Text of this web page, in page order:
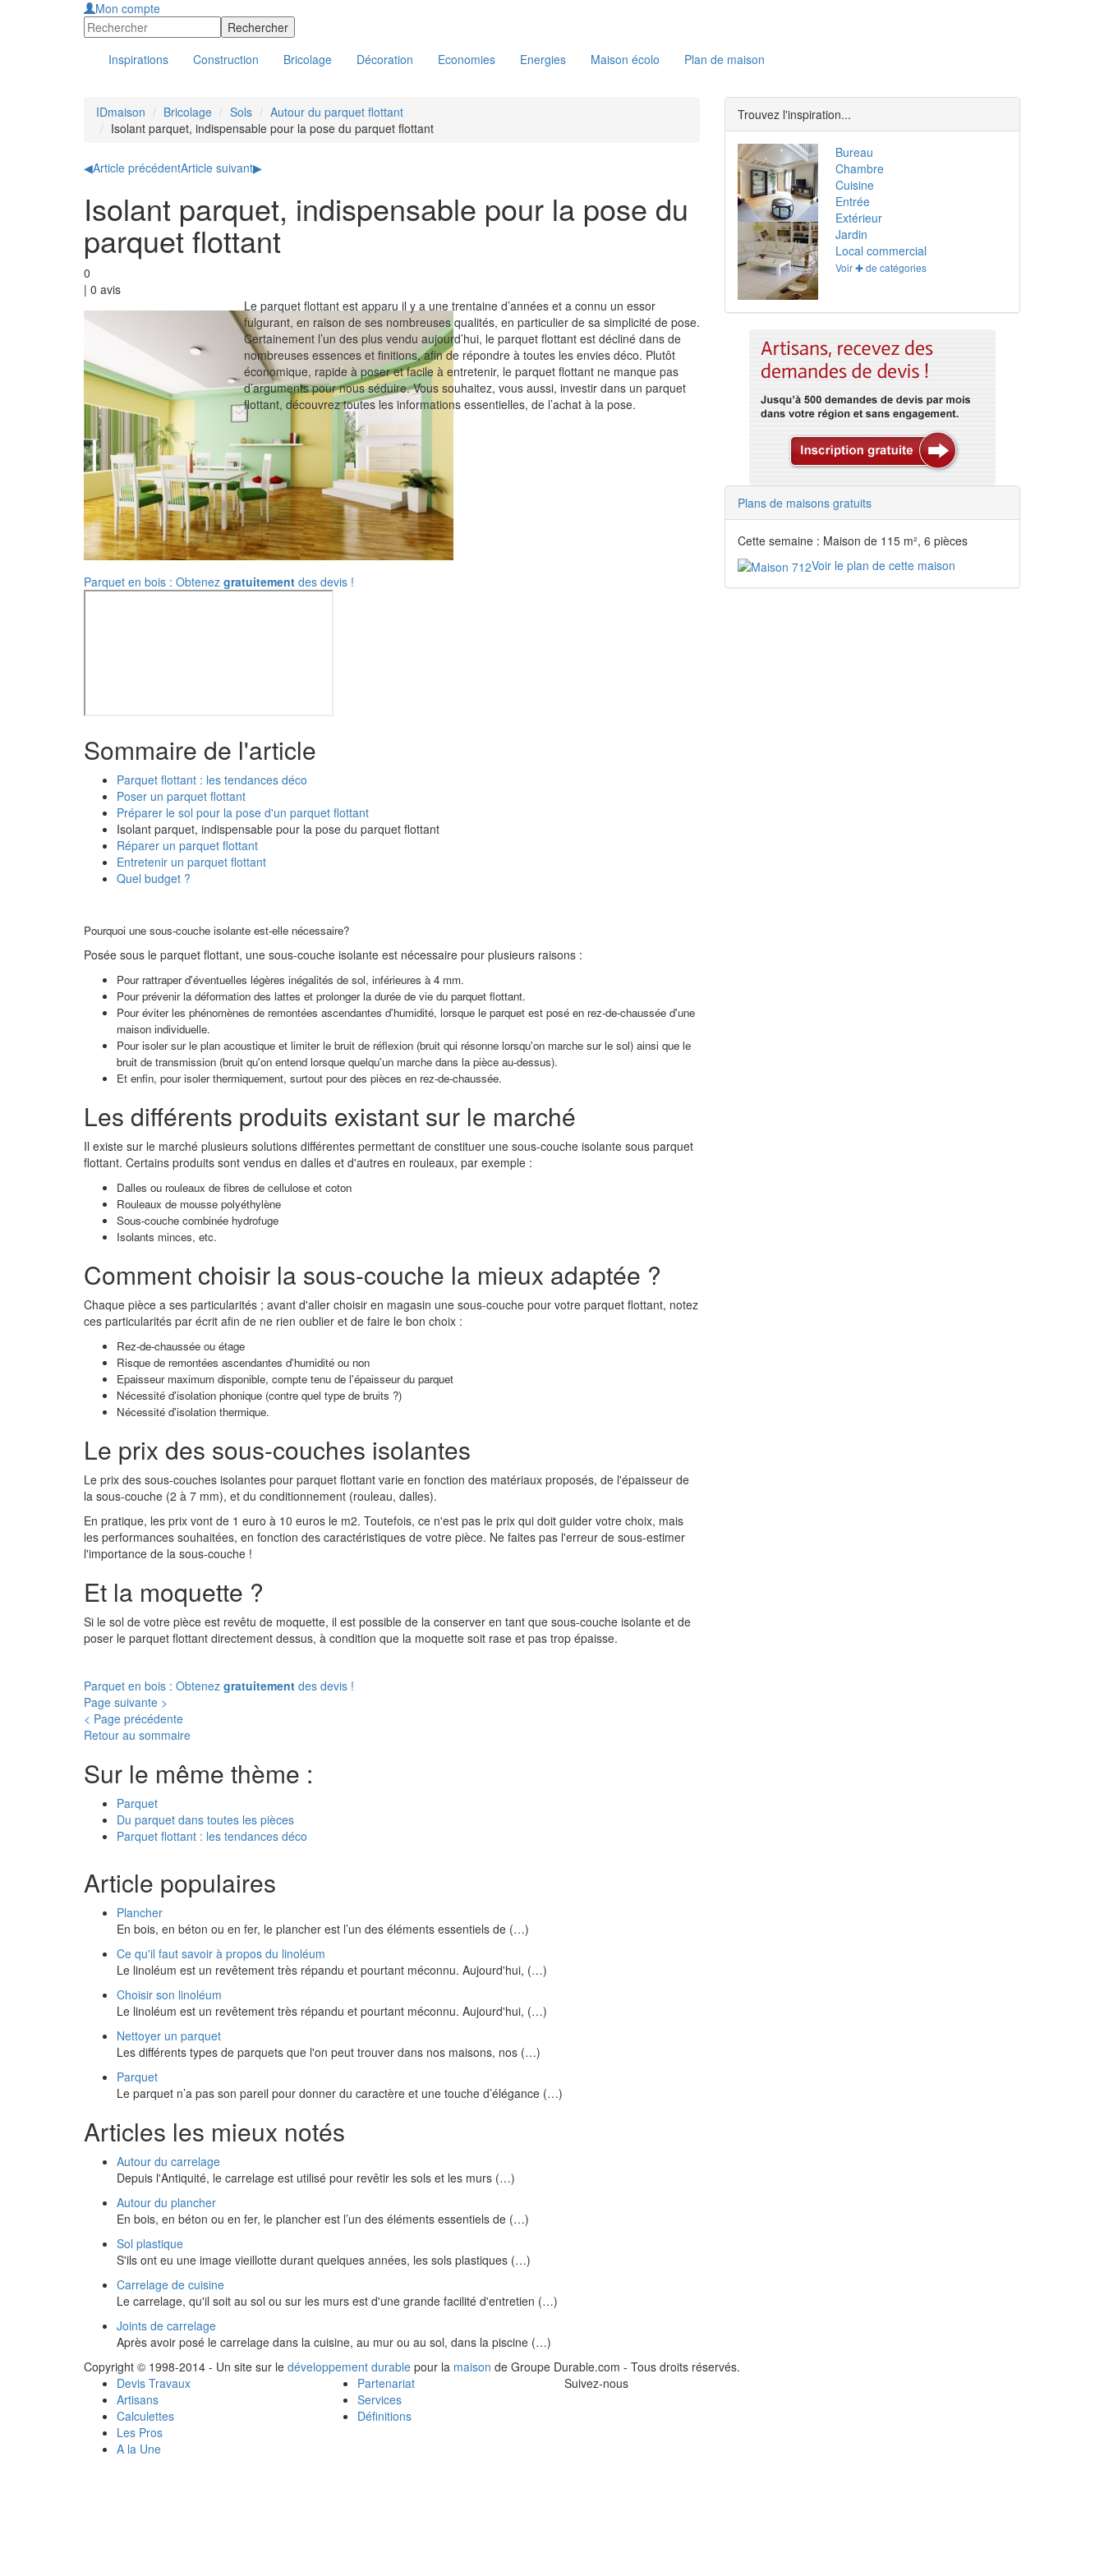
Mon compte
Inspirations Construction Bricolage Décoration Economies Energies Maison écolo Plan de maison
IDmaison Bricolage Sols
Autour du parquet flottant
Isolant parquet, indispensable pour la pose du parquet flottant
◀Article précédentArticle suivant▶
Isolant parquet, indispensable pour la pose du
parquet flottant
0
| 0 avis
Le parquet flottant est apparu il y a une trentaine d’années et a connu un essor
fulgurant, en raison de ses nombreuses qualités, en particulier de sa simplicité de pose.
Certainement l’un des plus vendu aujourd’hui, le parquet flottant est décliné dans de
nombreuses essences et finitions, afin de répondre à toutes les envies déco. Plutôt
économique, rapide à poser et facile à entretenir, le parquet flottant ne manque pas
d’arguments pour nous séduire. Vous souhaitez, vous aussi, investir dans un parquet
flottant, découvrez toutes les informations essentielles, de l’achat à la pose.
Parquet en bois : Obtenez gratuitement des devis !
Sommaire de l'article
Parquet flottant : les tendances déco
Poser un parquet flottant
Préparer le sol pour la pose d'un parquet flottant
Isolant parquet, indispensable pour la pose du parquet flottant
Réparer un parquet flottant
Entretenir un parquet flottant
Quel budget ?
Pourquoi une sous-couche isolante est-elle nécessaire?
Posée sous le parquet flottant, une sous-couche isolante est nécessaire pour plusieurs raisons :
Pour rattraper d'éventuelles légères inégalités de sol, inférieures à 4 mm.
Pour prévenir la déformation des lattes et prolonger la durée de vie du parquet flottant.
Pour éviter les phénomènes de remontées ascendantes d'humidité, lorsque le parquet est posé en rez-de-chaussée d'une
maison individuelle.
Pour isoler sur le plan acoustique et limiter le bruit de réflexion (bruit qui résonne lorsqu'on marche sur le sol) ainsi que le
bruit de transmission (bruit qu'on entend lorsque quelqu'un marche dans la pièce au-dessus).
Et enfin, pour isoler thermiquement, surtout pour des pièces en rez-de-chaussée.
Les différents produits existant sur le marché
Il existe sur le marché plusieurs solutions différentes permettant de constituer une sous-couche isolante sous parquet
flottant. Certains produits sont vendus en dalles et d'autres en rouleaux, par exemple :
Dalles ou rouleaux de fibres de cellulose et coton
Rouleaux de mousse polyéthylène
Sous-couche combinée hydrofuge
Isolants minces, etc.
Comment choisir la sous-couche la mieux adaptée ?
Chaque pièce a ses particularités ; avant d'aller choisir en magasin une sous-couche pour votre parquet flottant, notez
ces particularités par écrit afin de ne rien oublier et de faire le bon choix :
Rez-de-chaussée ou étage
Risque de remontées ascendantes d'humidité ou non
Epaisseur maximum disponible, compte tenu de l'épaisseur du parquet
Nécessité d'isolation phonique (contre quel type de bruits ?)
Nécessité d'isolation thermique.
Le prix des sous-couches isolantes
Le prix des sous-couches isolantes pour parquet flottant varie en fonction des matériaux proposés, de l'épaisseur de
la sous-couche (2 à 7 mm), et du conditionnement (rouleau, dalles).
En pratique, les prix vont de 1 euro à 10 euros le m2. Toutefois, ce n'est pas le prix qui doit guider votre choix, mais
les performances souhaitées, en fonction des caractéristiques de votre pièce. Ne faites pas l'erreur de sous-estimer
l'importance de la sous-couche !
Et la moquette ?
Si le sol de votre pièce est revêtu de moquette, il est possible de la conserver en tant que sous-couche isolante et de
poser le parquet flottant directement dessus, à condition que la moquette soit rase et pas trop épaisse.
Parquet en bois : Obtenez gratuitement des devis !
Page suivante >
< Page précédente
Retour au sommaire
Sur le même thème :
Parquet
Du parquet dans toutes les pièces
Parquet flottant : les tendances déco
Article populaires
Plancher
En bois, en béton ou en fer, le plancher est l’un des éléments essentiels de (…)
Ce qu'il faut savoir à propos du linoléum
Le linoléum est un revêtement très répandu et pourtant méconnu. Aujourd'hui, (…)
Choisir son linoléum
Le linoléum est un revêtement très répandu et pourtant méconnu. Aujourd'hui, (…)
Nettoyer un parquet
Les différents types de parquets que l'on peut trouver dans nos maisons, nos (…)
Parquet
Le parquet n’a pas son pareil pour donner du caractère et une touche d’élégance (…)
Articles les mieux notés
Autour du carrelage
Depuis l'Antiquité, le carrelage est utilisé pour revêtir les sols et les murs (…)
Autour du plancher
En bois, en béton ou en fer, le plancher est l’un des éléments essentiels de (…)
Sol plastique
S'ils ont eu une image vieillotte durant quelques années, les sols plastiques (…)
Carrelage de cuisine
Le carrelage, qu'il soit au sol ou sur les murs est d'une grande facilité d'entretien (…)
Joints de carrelage
Après avoir posé le carrelage dans la cuisine, au mur ou au sol, dans la piscine (…)
Trouvez l'inspiration...
Bureau
Chambre
Cuisine
Entrée
Extérieur
Jardin
Local commercial
Voir ✚ de catégories
Plans de maisons gratuits
Cette semaine : Maison de 115 m², 6 pièces
Voir le plan de cette maison
Copyright © 1998-2014 - Un site sur le développement durable pour la maison de Groupe Durable.com - Tous droits réservés.
Devis Travaux
Artisans
Calculettes
Les Pros
A la Une
Partenariat
Services
Définitions
Suivez-nous